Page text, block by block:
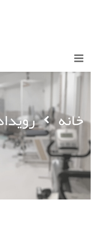
خانه